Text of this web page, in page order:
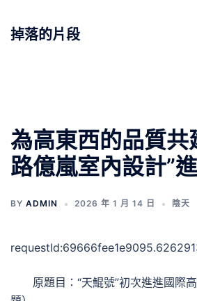
掉落的片段
為高東西的品質共
路億嵐室內設計”
BY ADMIN 2026 年 1 月 14 日 陰天
原題目：“天鯤號”初次進進國際